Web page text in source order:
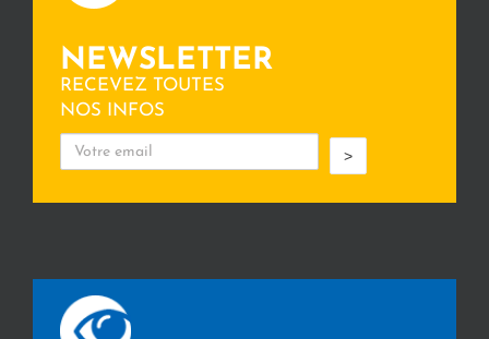
NEWSLETTER
RECEVEZ TOUTES
NOS INFOS
>